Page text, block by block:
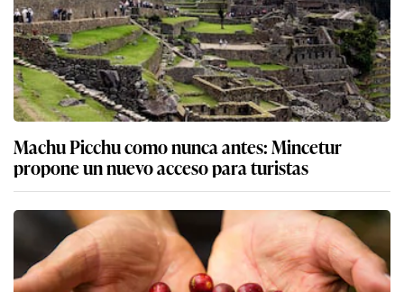
Machu Picchu como nunca antes: Mincetur
propone un nuevo acceso para turistas